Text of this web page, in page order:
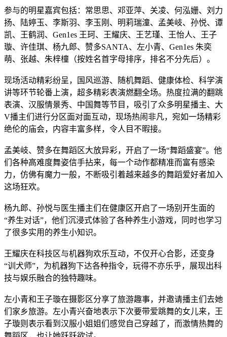
参与的明星嘉宾包括：常思思、邓亚萍、关凌、何泓姗、刘力
扬、陆婷玉、李斯羽、李玉刚、明莉瑞潼、孟美岐、孙悦、谭
凯、王鹤润、Gen1es 王珂、王耀庆、王艺瑾、王怡人、王子
璇、许佳琪、杨九郎、赞多SANTA、左小青、Gen1es 朱奕
萌、张越、朱梓橦（按姓名首字母排序，排名不分先后）。
现场活动精彩纷呈，国风巡游、随机舞蹈、健康体检、科学演
讲等环节轮番上演，超多精彩表演燃翻全场。热度拉满的翻跳
表演、汉服情景秀、中国舞等节目，吸引了众多明星播主、大
V播主们进行分区面对面互动，现场热闹非凡，宛如一场精彩
绝伦的庙会，内容丰富多样，令人目不暇接。
孟美岐、赞多在舞蹈区大放异彩，开启了一场“舞蹈盛宴”。他
们各种高难度舞姿信手拈来，每一个动作都精准而富有感染
力，仿佛有魔力一般，不断吸引着越来越多的舞蹈爱好者加入
这场狂欢。
杨九郎、孙悦与医生播主们在健康区开启了一场别开生面的
“养生对话”，他们沉浸式体验了各种养生小游戏，同时也学习
了很多实用的养生小知识。
王耀庆在科技区与机器狗欢乐互动，不仅开心合影，还变身
“训犬师”，为机器狗下达各种指令，玩得不亦乐乎，展现出科
技与娱乐融合的独特趣味。
左小青和王子璇在摄影区分享了旅游趣事，并邀请播主们去她
们家乡旅游。左小青兴奋地表示下次要带爱跳舞的女儿来，王
子璇则表示看到汉服小姐姐们感觉自己穿越了，而激情热舞的